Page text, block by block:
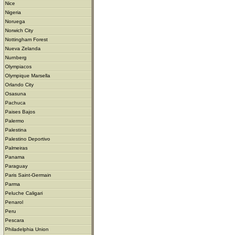
Nice
Nigeria
Noruega
Norwich City
Nottingham Forest
Nueva Zelanda
Nurnberg
Olympiacos
Olympique Marsella
Orlando City
Osasuna
Pachuca
Paises Bajos
Palermo
Palestina
Palestino Deportivo
Palmeiras
Panama
Paraguay
Paris Saint-Germain
Parma
Peluche Caligari
Penarol
Peru
Pescara
Philadelphia Union